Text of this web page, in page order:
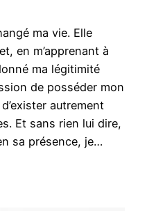
ma vie. Elle
en m’apprenant à
ma légitimité
de posséder mon
autrement
Et sans rien lui dire,
sa présence, je…